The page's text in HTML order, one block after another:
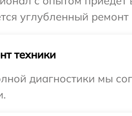
углубленный
техники
диагностики мы